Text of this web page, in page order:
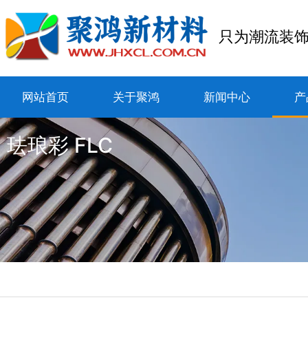
只为潮流装
网站首页 关于聚鸿 新闻中心
珐琅彩 FLC